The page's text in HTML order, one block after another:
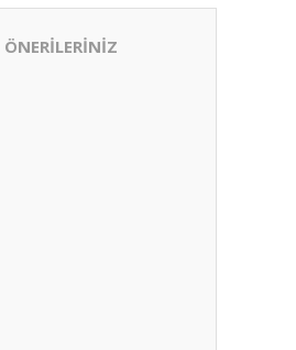
ÖNERİLERİNİZ